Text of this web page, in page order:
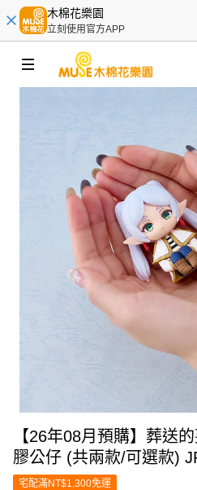
木棉花樂園
立刻使用官方APP
【26年08月預購】葬送
膠公仔 (共兩款/可選款)
宅配滿NT$1,300免運